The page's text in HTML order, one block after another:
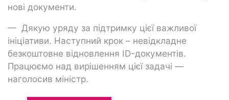
нові документи.
— Дякую уряду за підтримку цієї важливої
ініціативи. Наступний крок – невідкладне
безкоштовне відновлення ID-документів.
Працюємо над вирішенням цієї задачі —
наголосив міністр.